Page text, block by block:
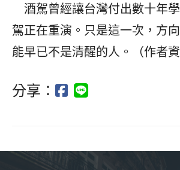
酒駕曾經讓台灣付出數十年
駕正在重演。只是這一次，方
能早已不是清醒的人。（作者資
分享：